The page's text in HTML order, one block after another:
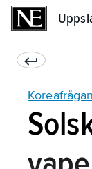
Koreafrågan